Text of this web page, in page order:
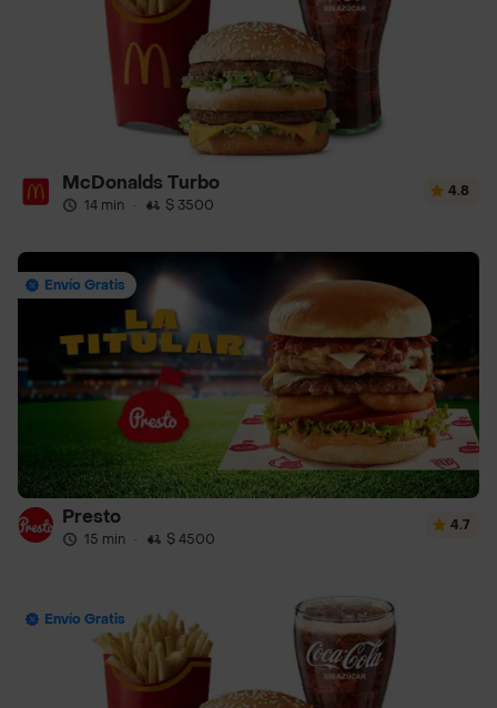
McDonalds Turbo
14 min · $ 3500
4.8
Envío Gratis
Presto
15 min · $ 4500
4.7
Envío Gratis